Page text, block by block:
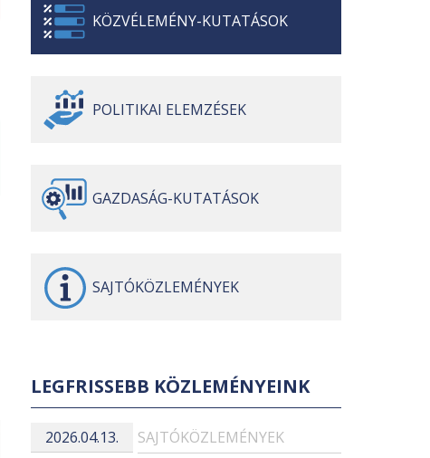
KÖZVÉLEMÉNY-KUTATÁSOK
POLITIKAI ELEMZÉSEK
GAZDASÁG-KUTATÁSOK
SAJTÓKÖZLEMÉNYEK
LEGFRISSEBB KÖZLEMÉNYEINK
2026.04.13. SAJTÓKÖZLEMÉNYEK